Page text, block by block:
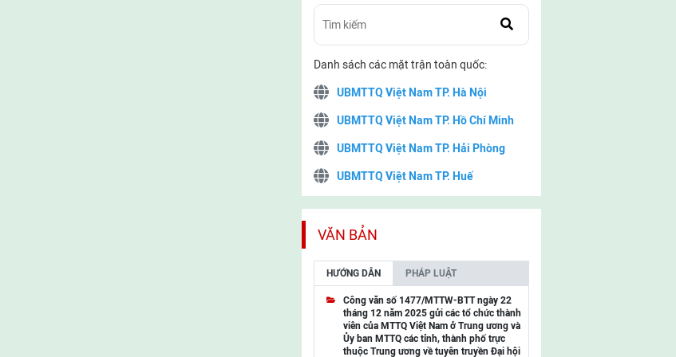
Danh sách các mặt trận toàn quốc:
UBMTTQ Việt Nam TP. Hà Nội
UBMTTQ Việt Nam TP. Hồ Chí Minh
UBMTTQ Việt Nam TP. Hải Phòng
UBMTTQ Việt Nam TP. Huế
UBMTTQ Việt Nam TP. Cần Thơ
UBMTTQ Việt Nam tỉnh Quảng Ninh
UBMTTQ Việt Nam tỉnh Cao Bằng
UBMTTQ Việt Nam tỉnh Lạng Sơn
UBMTTQ Việt Nam tỉnh Lai Châu
VĂN BẢN
HƯỚNG DẪN PHÁP LUẬT
Công văn số 1477/MTTW-BTT ngày 22
tháng 12 năm 2025 gửi các tổ chức thành
viên của MTTQ Việt Nam ở Trung ương và
Ủy ban MTTQ các tỉnh, thành phố trực
thuộc Trung ương về tuyên truyền Đại hội